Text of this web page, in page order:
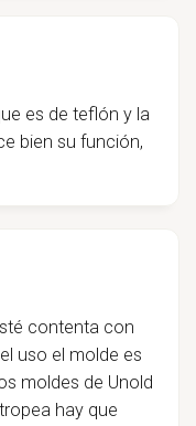
es de teflón y la
bien su función,
contenta con
uso el molde es
moldes de Unold
hay que